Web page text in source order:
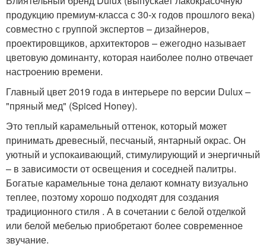
продукцию премиум-класса с 30-х годов прошлого века)
совместно с группой экспертов – дизайнеров,
проектировщиков, архитекторов – ежегодно называет
цветовую доминанту, которая наиболее полно отвечает
настроению времени.
Главный цвет 2019 года в интерьере по версии Dulux –
"пряный мед" (Spiced Honey).
Это теплый карамельный оттенок, который может
принимать древесный, песчаный, янтарный окрас. Он
уютный и успокаивающий, стимулирующий и энергичный
– в зависимости от освещения и соседней палитры.
Богатые карамельные тона делают комнату визуально
теплее, поэтому хорошо подходят для создания
традиционного стиля . А в сочетании с белой отделкой
или белой мебелью приобретают более современное
звучание.